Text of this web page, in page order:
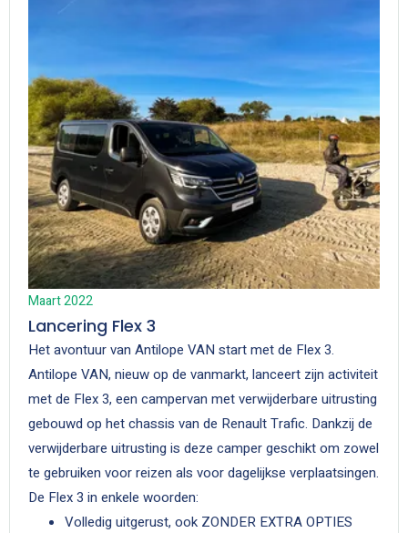
Maart 2022
Lancering Flex 3
Het avontuur van Antilope VAN start met de Flex 3.
Antilope VAN, nieuw op de vanmarkt, lanceert zijn activiteit
met de Flex 3, een campervan met verwijderbare uitrusting
gebouwd op het chassis van de Renault Trafic. Dankzij de
verwijderbare uitrusting is deze camper geschikt om zowel
te gebruiken voor reizen als voor dagelijkse verplaatsingen.
De Flex 3 in enkele woorden:
Volledig uitgerust, ook ZONDER EXTRA OPTIES